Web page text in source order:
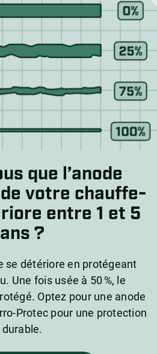
que l’anode
votre chauffe-
entre 1 et 5
ans ?
se détériore en protégeant
Une fois usée à 50 %, le
Optez pour une anode
Protec pour une protection
durable.